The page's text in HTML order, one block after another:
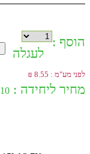
הוסף :
לעגלה
לפני מע"מ : 8.55 ₪
מחיר ליחידה : 10 ₪